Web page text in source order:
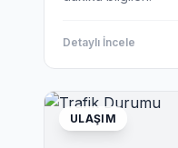
Detaylı İncele
ULAŞIM